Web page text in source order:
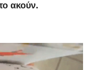
ακούν.